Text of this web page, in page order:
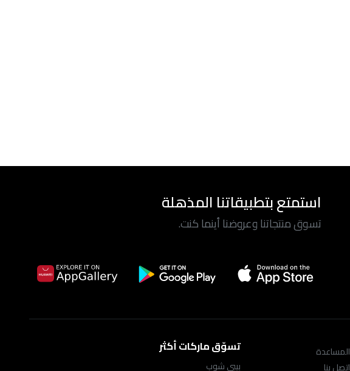
استمتع بتطبيقاتنا المذهلة
تسوق منتجاتنا وعروضنا أينما كنت.
المساعدة
اتصل بنا
تسوّق ماركات أكثر
بيبي شوب